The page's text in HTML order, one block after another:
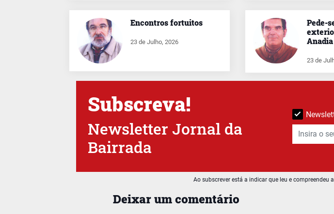
Deixar um comentário
Encontros fortuitos
23 de Julho, 2026
Pede-
Anadia
23 de
Subscreva!
Newsletter Jornal da
Bairrada
Ao subscrever está a indicar que leu e compreendeu